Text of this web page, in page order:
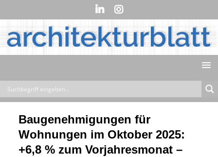
Baugenehmigungen für
Wohnungen im Oktober 2025:
+6,8 % zum Vorjahresmonat –